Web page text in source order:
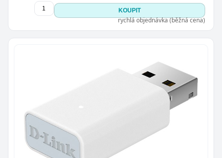
KOUPIT
rychlá objednávka (běžná cena)